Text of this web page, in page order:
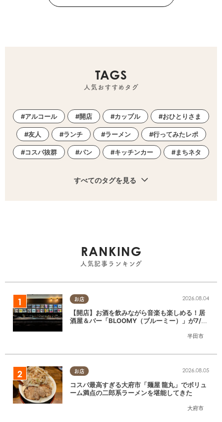
TAGS
人気おすすめタグ
アルコール 開店 カップル おひとりさま
友人 ランチ ラーメン 行ってみたレポ
コスパ抜群 パン キッチンカー まちネタ
すべてのタグを見る
RANKING
人気記事ランキング
お店
半田市
2026.08.04
【開店】お酒を飲みながら音楽も楽しめる！居
酒屋＆バー「BLOOMY（ブルーミー）」が7/3
お店
大府市
2026.08.05
コスパ最高すぎる大府市「麺屋 龍丸」でボリュ
ーム満点の二郎系ラーメンを堪能してきた